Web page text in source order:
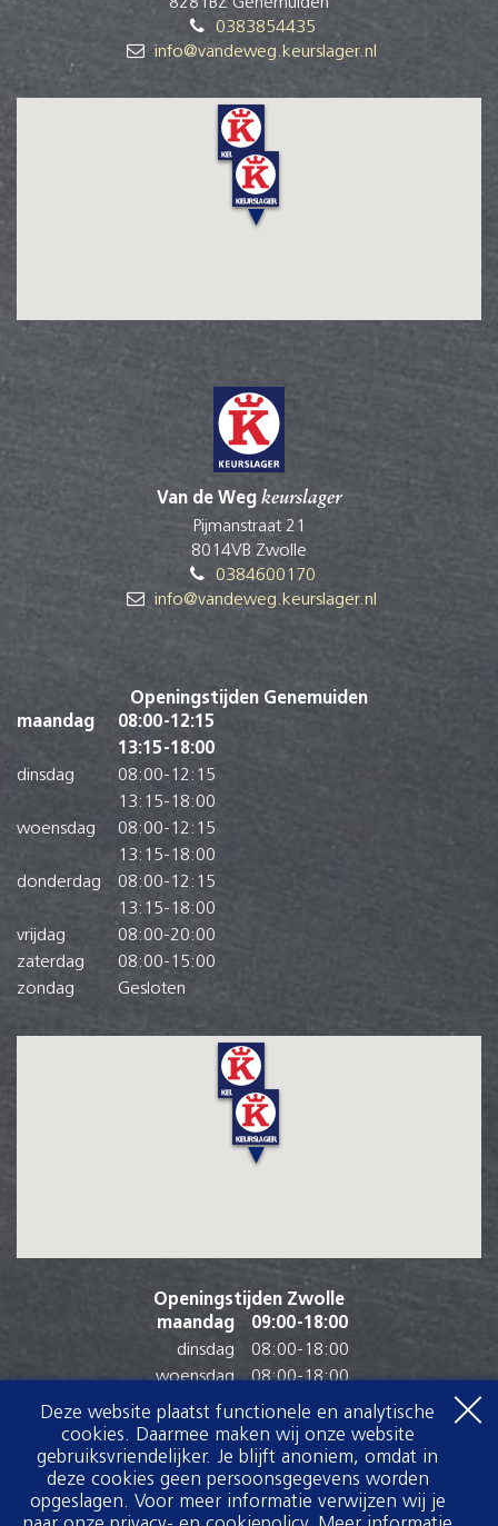
0383854435
info@vandeweg.keurslager.nl
Van de Weg keurslager
Pijmanstraat 21
8014VB Zwolle
0384600170
info@vandeweg.keurslager.nl
Openingstijden Genemuiden
maandag
08:00-12:15
13:15-18:00
dinsdag
08:00-12:15
13:15-18:00
woensdag
08:00-12:15
13:15-18:00
donderdag
08:00-12:15
13:15-18:00
vrijdag
08:00-20:00
zaterdag
08:00-15:00
zondag
Gesloten
Openingstijden Zwolle
maandag
09:00-18:00
dinsdag
08:00-18:00
woensdag
08:00-18:00
donderdag
08:00-18:00
vrijdag
08:00- 19:00
zaterdag
07:30-17:00
zondag
Gesloten
Deze website plaatst functionele en analytische
cookies. Daarmee maken wij onze website
gebruiksvriendelijker. Je blijft anoniem, omdat in
deze cookies geen persoonsgegevens worden
opgeslagen. Voor meer informatie verwijzen wij je